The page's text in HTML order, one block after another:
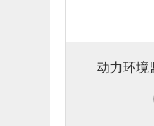
动力环境